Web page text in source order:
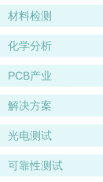
材料检测
化学分析
PCB产业
解决方案
光电测试
可靠性测试